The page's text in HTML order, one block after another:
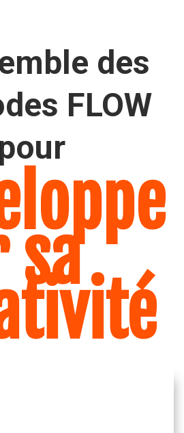
des
FLOW
pour
sa